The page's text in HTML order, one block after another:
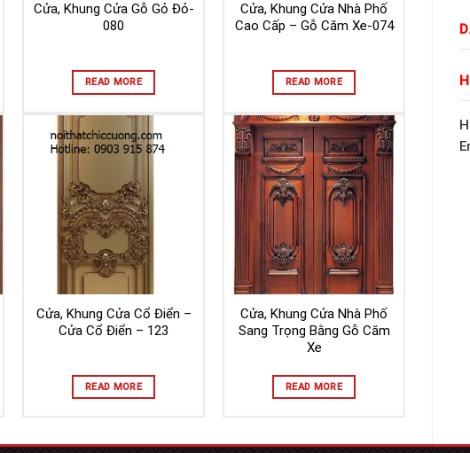
Cửa, Khung Cửa Gỗ Gỏ Đỏ-
080
READ MORE
Cửa, Khung Cửa Nhà Phố
Cao Cấp – Gỗ Căm Xe-074
READ MORE
Cửa, Khung Cửa Cổ Điển –
Cửa Cổ Điển – 123
READ MORE
Cửa, Khung Cửa Nhà Phố
Sang Trọng Bằng Gỗ Căm
Xe
READ MORE